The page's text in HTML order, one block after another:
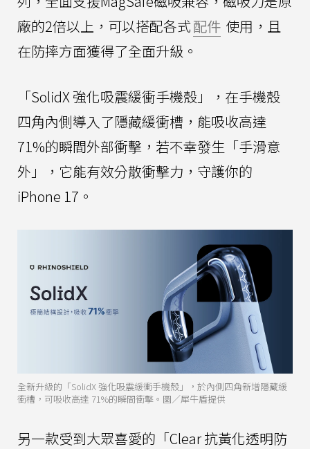
廠的2倍以上，可以搭配各式配件 使用，且
在防摔方面獲得了全面升級。
「SolidX 強化吸震緩衝手機殼」，在手機殼
四角內側導入了隱藏緩衝槽，能吸收高達
71%的瞬間外部衝擊，若不幸發生「手滑意
外」，它能有效分散衝擊力，守護你的
iPhone 17。
全新升級的「SolidX 強化吸震緩衝手機殼」，於內側四角新增隱藏緩
衝槽，可吸收高達 71%的瞬間衝擊。圖／犀牛盾提供
另一款受到大眾喜愛的「Clear 抗黃化透明防